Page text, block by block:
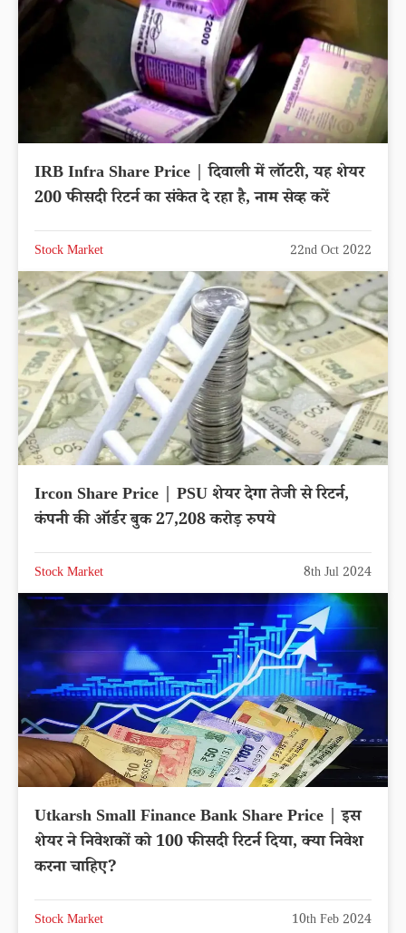
IRB Infra Share Price | दिवाली में लॉटरी, यह शेयर
200 फीसदी रिटर्न का संकेत दे रहा है, नाम सेव्ह करें
Stock Market 22nd Oct 2022
Ircon Share Price | PSU शेयर देगा तेजी से रिटर्न,
कंपनी की ऑर्डर बुक 27,208 करोड़ रुपये
Stock Market 8th Jul 2024
Utkarsh Small Finance Bank Share Price | इस
शेयर ने निवेशकों को 100 फीसदी रिटर्न दिया, क्या निवेश
करना चाहिए?
Stock Market 10th Feb 2024